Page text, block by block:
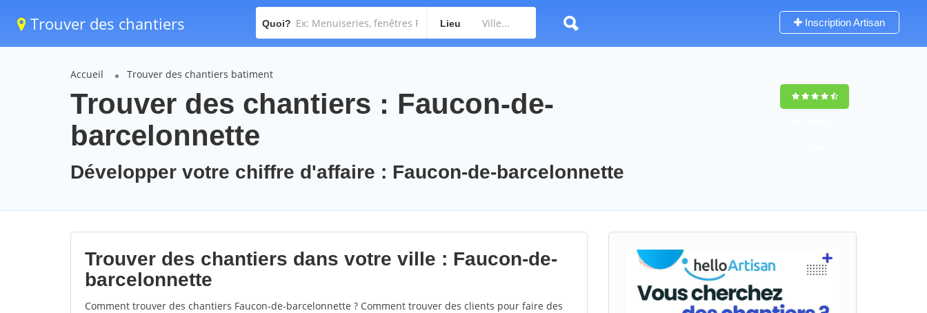
Trouver des chantiers Quoi? Lieu Inscription Artisan
Accueil Trouver des chantiers batiment
Trouver des chantiers : Faucon-de-
barcelonnette
Développer votre chiffre d'affaire : Faucon-de-barcelonnette
Trouver des chantiers dans votre ville : Faucon-de-
barcelonnette
Comment trouver des chantiers Faucon-de-barcelonnette ? Comment trouver des clients pour faire des